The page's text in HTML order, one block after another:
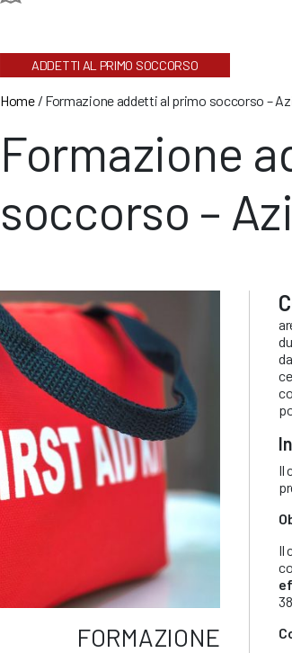
ADDETTI AL PRIMO SOCCORSO
Home/ Formazione addetti al primo soccorso –
Formazione
soccorso –
FORMAZIONE
Il
Il